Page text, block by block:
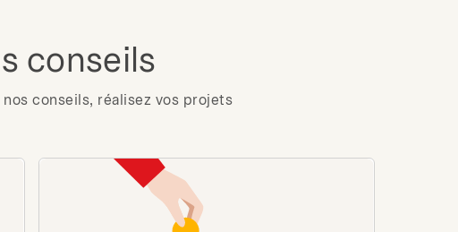
conseils
conseils, réalisez vos projets